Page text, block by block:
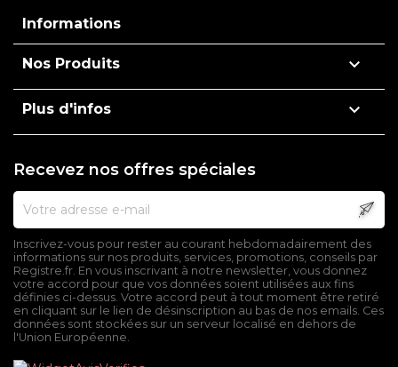
Informations
Nos Produits 
Plus d'infos 
Recevez nos offres spéciales
Inscrivez-vous pour rester au courant hebdomadairement des
informations sur nos produits, services, promotions, conseils par
Registre.fr. En vous inscrivant à notre newsletter, vous donnez
votre accord pour que vos données soient utilisées aux fins
définies ci-dessus. Votre accord peut à tout moment être retiré
en cliquant sur le lien de désinscription au bas de nos emails. Ces
données sont stockées sur un serveur localisé en dehors de
l'Union Européenne.